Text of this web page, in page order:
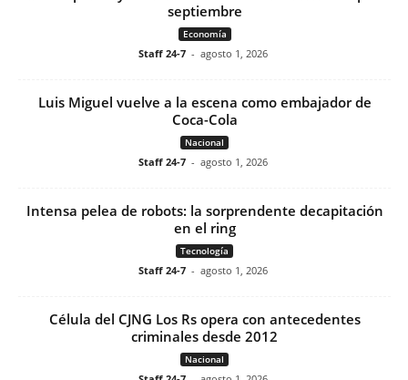
septiembre
Economía
Staff 24-7 - agosto 1, 2026
Luis Miguel vuelve a la escena como embajador de
Coca-Cola
Nacional
Staff 24-7 - agosto 1, 2026
Intensa pelea de robots: la sorprendente decapitación
en el ring
Tecnología
Staff 24-7 - agosto 1, 2026
Célula del CJNG Los Rs opera con antecedentes
criminales desde 2012
Nacional